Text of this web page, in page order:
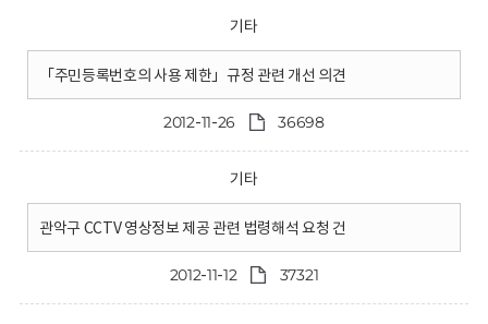
기타
「주민등록번호의 사용 제한」규정 관련 개선 의견
2012-11-26 36698
기타
관악구 CCTV 영상정보 제공 관련 법령해석 요청 건
2012-11-12 37321